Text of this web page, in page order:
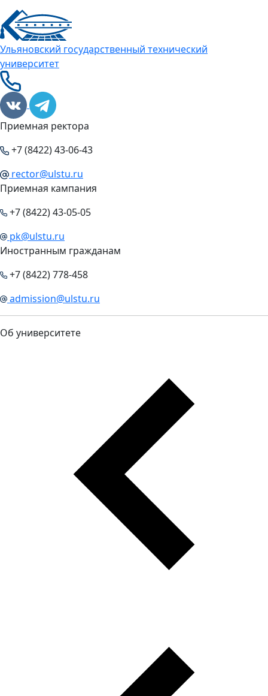
Ульяновский государственный технический
университет
Приемная ректора
+7 (8422) 43-06-43
rector@ulstu.ru
Приемная кампания
+7 (8422) 43-05-05
pk@ulstu.ru
Иностранным гражданам
+7 (8422) 778-458
admission@ulstu.ru
Об университете